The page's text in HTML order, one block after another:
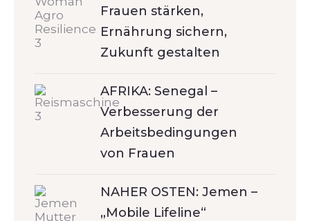
Frauen stärken,
Ernährung sichern,
Zukunft gestalten
AFRIKA: Senegal –
Verbesserung der
Arbeitsbedingungen
von Frauen
NAHER OSTEN: Jemen –
„Mobile Lifeline“